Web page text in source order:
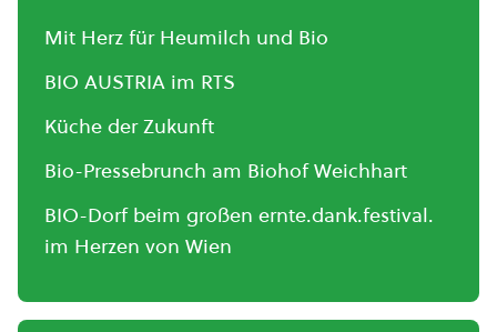
Mit Herz für Heumilch und Bio
BIO AUSTRIA im RTS
Küche der Zukunft
Bio-Pressebrunch am Biohof Weichhart
BIO-Dorf beim großen ernte.dank.festival.
im Herzen von Wien